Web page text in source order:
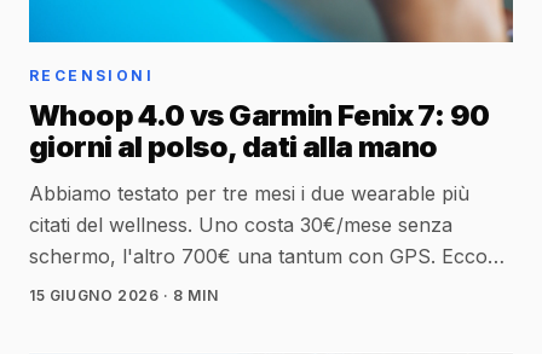
RECENSIONI
Whoop 4.0 vs Garmin Fenix 7: 90
giorni al polso, dati alla mano
Abbiamo testato per tre mesi i due wearable più
citati del wellness. Uno costa 30€/mese senza
schermo, l'altro 700€ una tantum con GPS. Ecco
cosa abbiamo imparato su HRV, battery life e utilità
15 GIUGNO 2026 · 8 MIN